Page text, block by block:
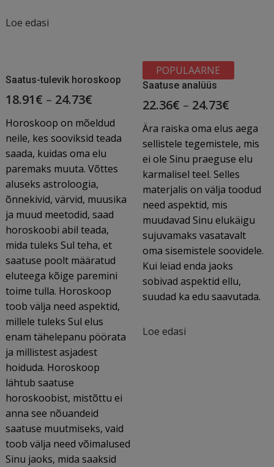
Loe edasi
Saatus-tulevik horoskoop
18.91€ – 24.73€
Horoskoop on mõeldud
neile, kes sooviksid teada
saada, kuidas oma elu
paremaks muuta. Võttes
aluseks astroloogia,
õnnekivid, värvid, muusika
ja muud meetodid, saad
horoskoobi abil teada,
mida tuleks Sul teha, et
saatuse poolt määratud
eluteega kõige paremini
toime tulla. Horoskoop
toob välja need aspektid,
millele tuleks Sul elus
enam tähelepanu pöörata
ja millistest asjadest
hoiduda. Horoskoop
lähtub saatuse
horoskoobist, mistõttu ei
anna see nõuandeid
saatuse muutmiseks, vaid
toob välja need võimalused
Sinu jaoks, mida saaksid
POPULAARNE
Saatuse analüüs
22.36€ – 24.73€
Ära raiska oma elus aega
sellistele tegemistele, mis
ei ole Sinu praeguse elu
karmalisel teel. Selles
materjalis on välja toodud
need aspektid, mis
muudavad Sinu elukäigu
sujuvamaks vasatavalt
oma sisemistele soovidele.
Kui leiad enda jaoks
sobivad aspektid ellu,
suudad ka edu saavutada.
Loe edasi